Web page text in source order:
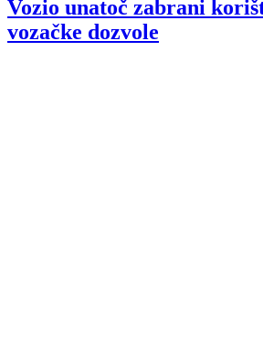
Vozio unatoč zabrani
vozačke dozvole